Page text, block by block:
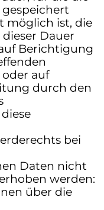
möglich ist, die
Dauer
Berichtigung
auf
durch den
bei
Daten nicht
werden:
über die